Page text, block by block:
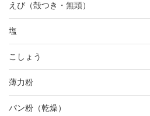
えび（殻つき・無頭）
塩
こしょう
薄力粉
パン粉（乾燥）